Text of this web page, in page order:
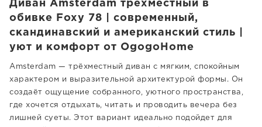
Диван Amsterdam трёхместный в
обивке Foxy 78 | современный,
скандинавский и американский стиль |
уют и комфорт от OgogoHome
Amsterdam — трёхместный диван с мягким, спокойным
характером и выразительной архитектурой формы. Он
создаёт ощущение собранного, уютного пространства,
где хочется отдыхать, читать и проводить вечера без
лишней суеты. Этот вариант идеально подойдет для